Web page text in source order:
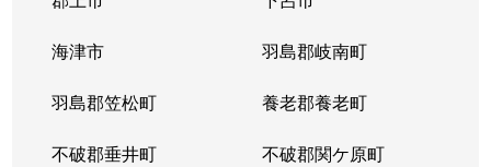
海津市 羽島郡岐南町
羽島郡笠松町 養老郡養老町
不破郡垂井町 不破郡関ケ原町